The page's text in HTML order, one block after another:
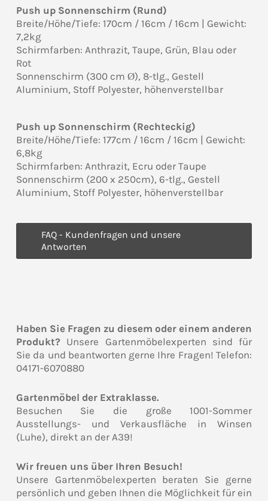
Push up Sonnenschirm (Rund)
Breite/Höhe/Tiefe: 170cm / 16cm / 16cm | Gewicht:
7,2kg
Schirmfarben: Anthrazit, Taupe, Grün, Blau oder
Rot
Sonnenschirm (300 cm Ø), 8-tlg., Gestell
Aluminium, Stoff Polyester, höhenverstellbar
Push up Sonnenschirm (Rechteckig)
Breite/Höhe/Tiefe: 177cm / 16cm / 16cm | Gewicht:
6,8kg
Schirmfarben: Anthrazit, Ecru oder Taupe
Sonnenschirm (200 x 250cm), 6-tlg., Gestell
Aluminium, Stoff Polyester, höhenverstellbar
FAQ - Kundenfragen und unsere
Antworten
Haben Sie Fragen zu diesem oder einem anderen
Produkt? Unsere Gartenmöbelexperten sind für
Sie da und beantworten gerne Ihre Fragen! Telefon:
04171-6070880
Gartenmöbel der Extraklasse.
Besuchen Sie die große 1001-Sommer
Ausstellungs- und Verkausfläche in Winsen
(Luhe), direkt an der A39!
Wir freuen uns über Ihren Besuch!
Unsere Gartenmöbelexperten beraten Sie gerne
persönlich und geben Ihnen die Möglichkeit für ein